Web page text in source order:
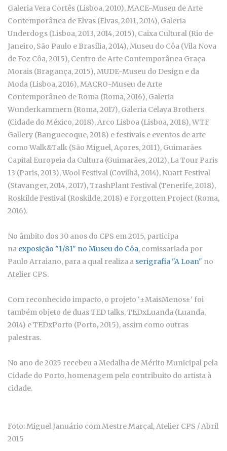
Galeria Vera Cortês (Lisboa, 2010), MACE-Museu de Arte
Contemporânea de Elvas (Elvas, 2011, 2014), Galeria
Underdogs (Lisboa, 2013, 2014, 2015), Caixa Cultural (Rio de
Janeiro, São Paulo e Brasília, 2014), Museu do Côa (Vila Nova
de Foz Côa, 2015), Centro de Arte Contemporânea Graça
Morais (Bragança, 2015), MUDE-Museu do Design e da
Moda (Lisboa, 2016), MACRO-Museu de Arte
Contemporâneo de Roma (Roma, 2016), Galeria
Wunderkammern (Roma, 2017), Galeria Celaya Brothers
(Cidade do México, 2018), Arco Lisboa (Lisboa, 2018), WTF
Gallery (Banguecoque, 2018) e festivais e eventos de arte
como Walk&Talk (São Miguel, Açores, 2011), Guimarães
Capital Europeia da Cultura (Guimarães, 2012), La Tour Paris
13 (Paris, 2013), Wool Festival (Covilhã, 2014), Nuart Festival
(Stavanger, 2014, 2017), TrashPlant Festival (Tenerife, 2018),
Roskilde Festival (Roskilde, 2018) e Forgotten Project (Roma,
2016).
No âmbito dos 30 anos do CPS em 2015, participa
na exposição "1/81" no Museu do Côa, comissariada por
Paulo Arraiano, para a qual realiza a serigrafia "A Loan" no
Atelier CPS.
Com reconhecido impacto, o projeto ‘±MaisMenos±’ foi
também objeto de duas TED talks, TEDxLuanda (Luanda,
2014) e TEDxPorto (Porto, 2015), assim como outras
palestras.
No ano de 2025 recebeu a Medalha de Mérito Municipal pela
Cidade do Porto, homenagem pelo contribuito do artista à
cidade.
Foto: Miguel Januário com Mestre Marçal, Atelier CPS / Abril
2015